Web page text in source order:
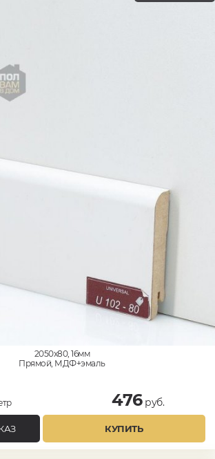
2050x80, 16мм
Прямой, МДФ+эмаль
476руб.
КУПИТЬ